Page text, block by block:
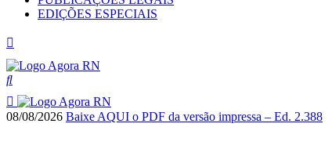
EDIÇÕES ESPECIAIS
08/08/2026 Baixe AQUI o PDF da versão impressa – Ed. 2.388